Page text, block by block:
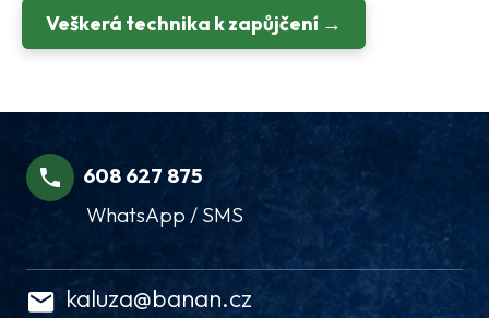
Veškerá technika k zapůjčení
608 627 875
WhatsApp / SMS
kaluza@banan.cz